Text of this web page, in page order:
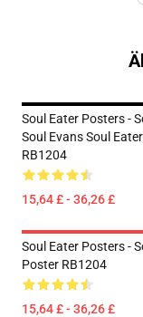
Soul Eater Posters -
Soul Evans Soul
RB1204
15,64 £ - 36,26 £
Soul Eater Posters -
Poster RB1204
15,64 £ - 36,26 £